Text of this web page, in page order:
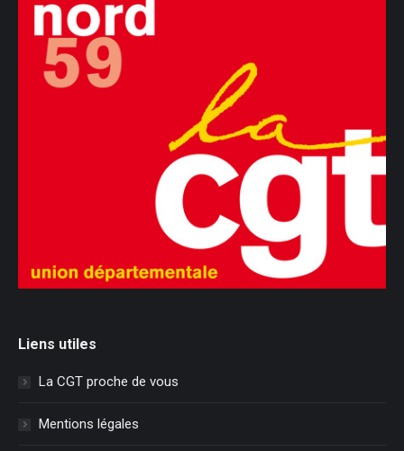
Liens utiles
La CGT proche de vous
Mentions légales